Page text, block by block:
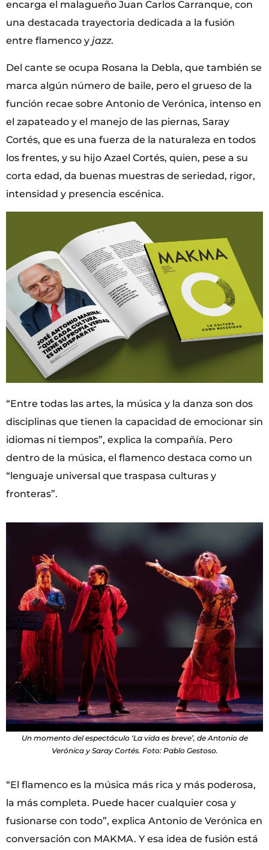
encarga el malagueño Juan Carlos Carranque, con
una destacada trayectoria dedicada a la fusión
entre flamenco y jazz.
Del cante se ocupa Rosana la Debla, que también se
marca algún número de baile, pero el grueso de la
función recae sobre Antonio de Verónica, intenso en
el zapateado y el manejo de las piernas, Saray
Cortés, que es una fuerza de la naturaleza en todos
los frentes, y su hijo Azael Cortés, quien, pese a su
corta edad, da buenas muestras de seriedad, rigor,
intensidad y presencia escénica.
“Entre todas las artes, la música y la danza son dos
disciplinas que tienen la capacidad de emocionar sin
idiomas ni tiempos”, explica la compañía. Pero
dentro de la música, el flamenco destaca como un
“lenguaje universal que traspasa culturas y
fronteras”.
Un momento del espectáculo ‘La vida es breve’, de Antonio de
Verónica y Saray Cortés. Foto: Pablo Gestoso.
“El flamenco es la música más rica y más poderosa,
la más completa. Puede hacer cualquier cosa y
fusionarse con todo”, explica Antonio de Verónica en
conversación con MAKMA. Y esa idea de fusión está